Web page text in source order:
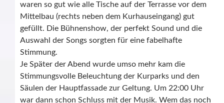
waren so gut wie alle Tische auf der Terrasse vor dem
Mittelbau (rechts neben dem Kurhauseingang) gut
gefüllt. Die Bühnenshow, der perfekt Sound und die
Auswahl der Songs sorgten für eine fabelhafte
Stimmung.
Je Später der Abend wurde umso mehr kam die
Stimmungsvolle Beleuchtung der Kurparks und den
Säulen der Hauptfassade zur Geltung. Um 22:00 Uhr
war dann schon Schluss mit der Musik. Wem das noch